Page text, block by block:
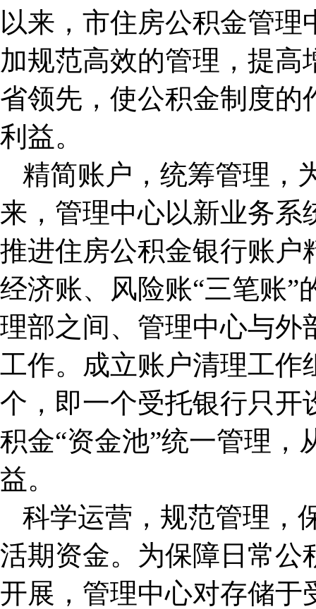
以来，市住房公积金管理
加规范高效的管理，提
省领先，使公积金制度的
利益。
精简账户，统筹管理，
来，管理中心以新业务系
推进住房公积金银行账户
经济账、风险账“三笔账”
理部之间、管理中心与外
工作。成立账户清理工作
个，即一个受托银行只开
积金“资金池”统一管理，
益。
科学运营，规范管理，
活期资金。为保障日常公
开展，管理中心对存储于